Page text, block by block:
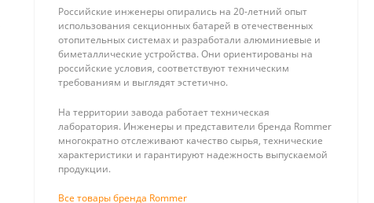
Российские инженеры опирались на 20-летний опыт
использования секционных батарей в отечественных
отопительных системах и разработали алюминиевые и
биметаллические устройства. Они ориентированы на
российские условия, соответствуют техническим
требованиям и выглядят эстетично.
На территории завода работает техническая
лаборатория. Инженеры и представители бренда Rommer
многократно отслеживают качество сырья, технические
характеристики и гарантируют надежность выпускаемой
продукции.
Все товары бренда Rommer